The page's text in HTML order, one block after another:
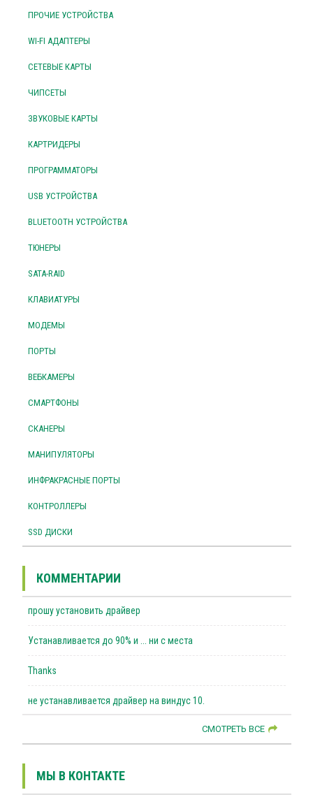
ПРОЧИЕ УСТРОЙСТВА
WI-FI АДАПТЕРЫ
СЕТЕВЫЕ КАРТЫ
ЧИПСЕТЫ
ЗВУКОВЫЕ КАРТЫ
КАРТРИДЕРЫ
ПРОГРАММАТОРЫ
USB УСТРОЙСТВА
BLUETOOTH УСТРОЙСТВА
ТЮНЕРЫ
SATA-RAID
КЛАВИАТУРЫ
МОДЕМЫ
ПОРТЫ
ВЕБКАМЕРЫ
СМАРТФОНЫ
СКАНЕРЫ
МАНИПУЛЯТОРЫ
ИНФРАКРАСНЫЕ ПОРТЫ
КОНТРОЛЛЕРЫ
SSD ДИСКИ
КОММЕНТАРИИ
прошу установить драйвер
Устанавливается до 90% и ... ни с места
Thanks
не устанавливается драйвер на виндус 10.
СМОТРЕТЬ ВСЕ
МЫ В КОНТАКТЕ